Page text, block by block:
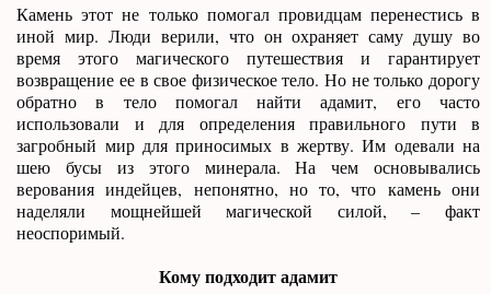
Камень этот не только помогал провидцам перенестись в
иной мир. Люди верили, что он охраняет саму душу во
время этого магического путешествия и гарантирует
возвращение ее в свое физическое тело. Но не только дорогу
обратно в тело помогал найти адамит, его часто
использовали и для определения правильного пути в
загробный мир для приносимых в жертву. Им одевали на
шею бусы из этого минерала. На чем основывались
верования индейцев, непонятно, но то, что камень они
наделяли мощнейшей магической силой, – факт
неоспоримый.
Кому подходит адамит